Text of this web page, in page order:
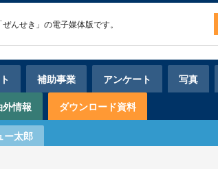
補助事業 アンケート 写真
情報 ダウンロード資料
ー太郎